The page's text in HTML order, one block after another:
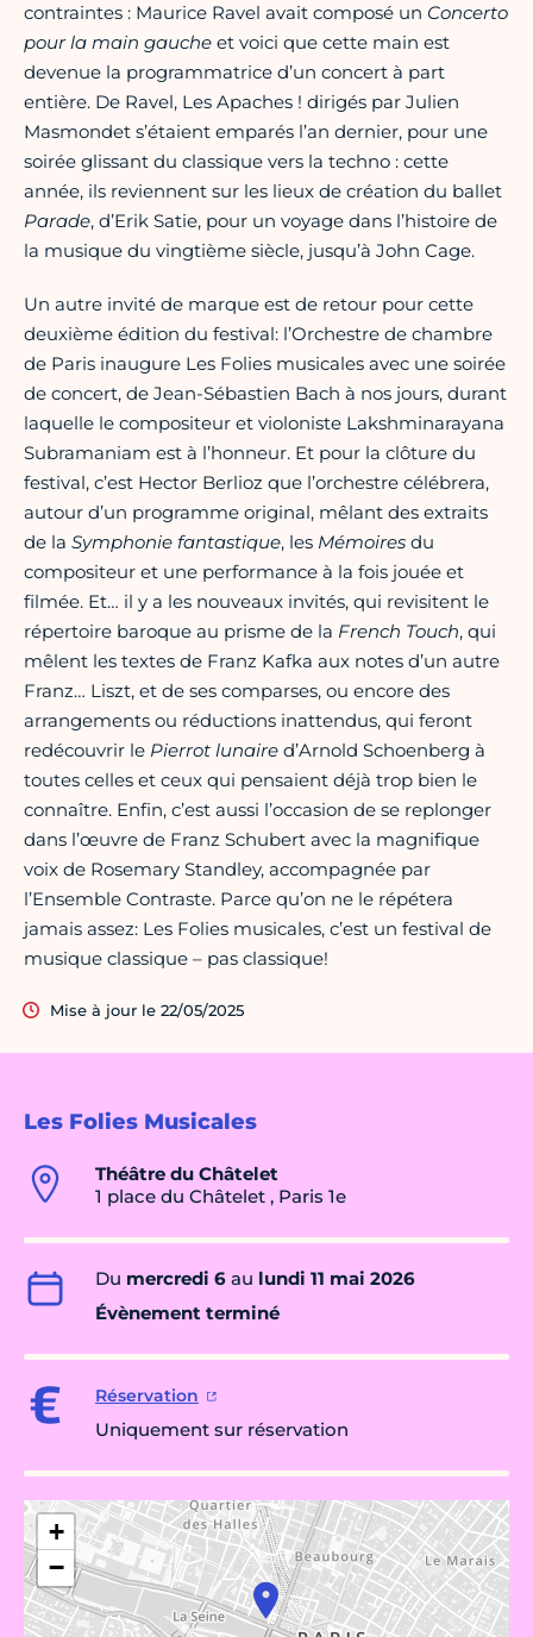
Les Folies Musicales
Théâtre du Châtelet
1 place du Châtelet , Paris 1e
Du mercredi 6 au lundi 11 mai 2026
Évènement terminé
Réservation
Uniquement sur réservation
+
−
contraintes : Maurice Ravel avait composé un Concerto
pour la main gauche et voici que cette main est
devenue la programmatrice d’un concert à part
entière. De Ravel, Les Apaches ! dirigés par Julien
Masmondet s’étaient emparés l’an dernier, pour une
soirée glissant du classique vers la techno : cette
année, ils reviennent sur les lieux de création du ballet
Parade, d’Erik Satie, pour un voyage dans l’histoire de
la musique du vingtième siècle, jusqu’à John Cage.
Un autre invité de marque est de retour pour cette
deuxième édition du festival: l’Orchestre de chambre
de Paris inaugure Les Folies musicales avec une soirée
de concert, de Jean-Sébastien Bach à nos jours, durant
laquelle le compositeur et violoniste Lakshminarayana
Subramaniam est à l’honneur. Et pour la clôture du
festival, c’est Hector Berlioz que l’orchestre célébrera,
autour d’un programme original, mêlant des extraits
de la Symphonie fantastique, les Mémoires du
compositeur et une performance à la fois jouée et
filmée. Et… il y a les nouveaux invités, qui revisitent le
répertoire baroque au prisme de la French Touch, qui
mêlent les textes de Franz Kafka aux notes d’un autre
Franz… Liszt, et de ses comparses, ou encore des
arrangements ou réductions inattendus, qui feront
redécouvrir le Pierrot lunaire d’Arnold Schoenberg à
toutes celles et ceux qui pensaient déjà trop bien le
connaître. Enfin, c’est aussi l’occasion de se replonger
dans l’œuvre de Franz Schubert avec la magnifique
voix de Rosemary Standley, accompagnée par
l’Ensemble Contraste. Parce qu’on ne le répétera
jamais assez: Les Folies musicales, c’est un festival de
musique classique – pas classique!
Mise à jour le 22/05/2025